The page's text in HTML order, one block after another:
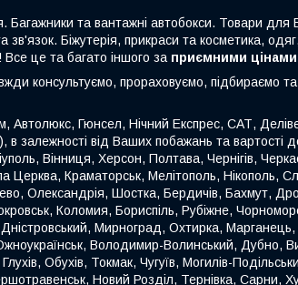
Багажники та вантажні автобокси. Товари
Біжутерія, прикраси та косметика,
це та багато іншого за приємними цінами
консультуємо, прораховуємо, підбираємо
Гюнсел, Нічний Експрес, САТ,
від Ваших побажань та вартості
Вінниця, Херсон, Полтава, Чернігів,
Церква, Краматорськ, Мелітополь, Нікополь,
Олександрія, Шостка, Бердичів, Бахмут,
Коломия, Бориспіль, Рубіжне,
Мирноград, Охтирка,
Володимир-Волинський, Дубно,
Обухів, Токмак, Чугуїв, Могилів-
Новий Розділ, Тернівка, Сарни,